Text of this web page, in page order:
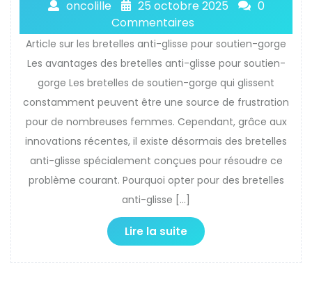
oncolille 25 octobre 2025
0
Commentaires
Article sur les bretelles anti-glisse pour soutien-gorge
Les avantages des bretelles anti-glisse pour soutien-
gorge Les bretelles de soutien-gorge qui glissent
constamment peuvent être une source de frustration
pour de nombreuses femmes. Cependant, grâce aux
innovations récentes, il existe désormais des bretelles
anti-glisse spécialement conçues pour résoudre ce
problème courant. Pourquoi opter pour des bretelles
anti-glisse […]
Lire la suite